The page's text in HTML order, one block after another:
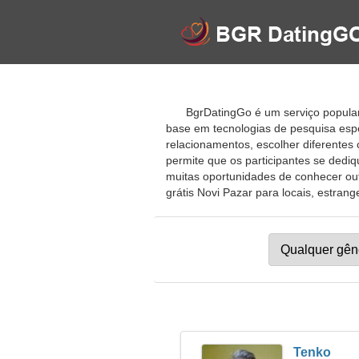
BgrDatingGo é um serviço
base em tecnologias de pesquisa
relacionamentos, escolher
permite que os participantes se
muitas oportunidades de conhecer
grátis Novi Pazar para locais,
Tenko